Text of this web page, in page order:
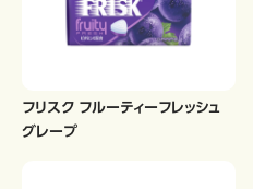
フリスク フルーティーフレッシュ
グレープ